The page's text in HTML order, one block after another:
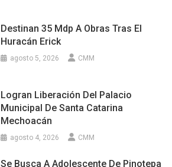
Destinan 35 Mdp A Obras Tras El
Huracán Erick
agosto 5, 2026 CMM
Logran Liberación Del Palacio
Municipal De Santa Catarina
Mechoacán
agosto 4, 2026 CMM
Se Busca A Adolescente De Pinotepa